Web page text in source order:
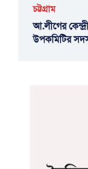
চট্টগ্রাম
আ.লীগের
উপকমিটির